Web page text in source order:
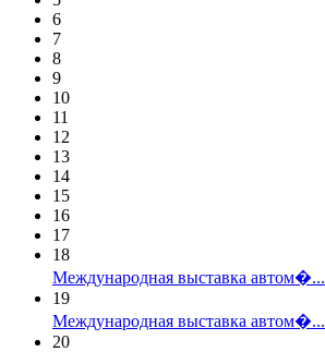
6
7
8
9
10
11
12
13
14
15
16
17
18
Международная выставка автом�...
19
Международная выставка автом�...
20